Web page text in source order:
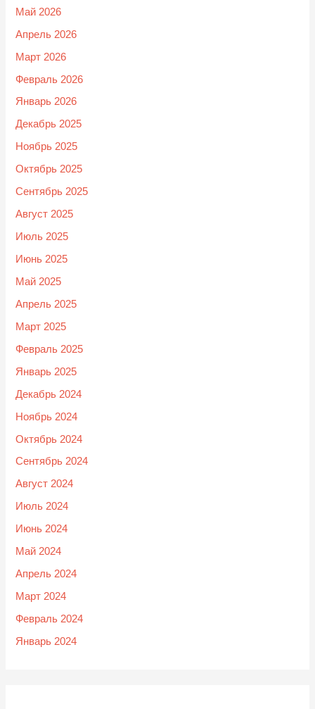
Май 2026
Апрель 2026
Март 2026
Февраль 2026
Январь 2026
Декабрь 2025
Ноябрь 2025
Октябрь 2025
Сентябрь 2025
Август 2025
Июль 2025
Июнь 2025
Май 2025
Апрель 2025
Март 2025
Февраль 2025
Январь 2025
Декабрь 2024
Ноябрь 2024
Октябрь 2024
Сентябрь 2024
Август 2024
Июль 2024
Июнь 2024
Май 2024
Апрель 2024
Март 2024
Февраль 2024
Январь 2024